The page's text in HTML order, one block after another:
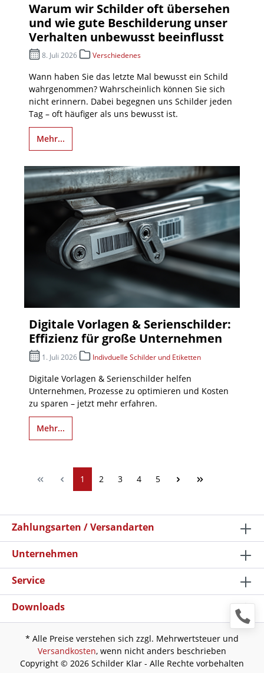
Warum wir Schilder oft übersehen
und wie gute Beschilderung unser
Verhalten unbewusst beeinflusst
8. Juli 2026 Verschiedenes
Wann haben Sie das letzte Mal bewusst ein Schild
wahrgenommen? Wahrscheinlich können Sie sich
nicht erinnern. Dabei begegnen uns Schilder jeden
Tag – oft häufiger als uns bewusst ist.
Mehr...
Digitale Vorlagen & Serienschilder:
Effizienz für große Unternehmen
1. Juli 2026 Indivduelle Schilder und Etiketten
Digitale Vorlagen & Serienschilder helfen
Unternehmen, Prozesse zu optimieren und Kosten
zu sparen – jetzt mehr erfahren.
Mehr...
1 2 3 4 5
Zahlungsarten / Versandarten
Unternehmen
Service
Downloads
* Alle Preise verstehen sich zzgl. Mehrwertsteuer und
Versandkosten, wenn nicht anders beschrieben
Copyright © 2026 Schilder Klar - Alle Rechte vorbehalten